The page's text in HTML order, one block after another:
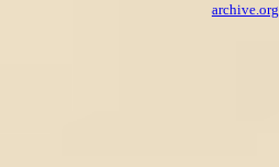
archive.org